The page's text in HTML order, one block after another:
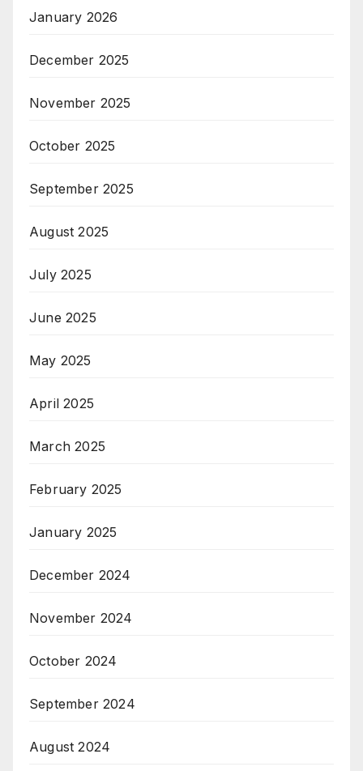
January 2026
December 2025
November 2025
October 2025
September 2025
August 2025
July 2025
June 2025
May 2025
April 2025
March 2025
February 2025
January 2025
December 2024
November 2024
October 2024
September 2024
August 2024